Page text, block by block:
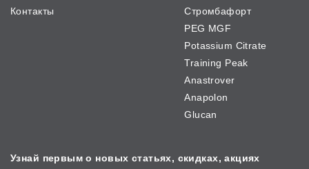
Контакты
Стромбафорт
PEG MGF
Potassium Citrate
Training Peak
Anastrover
Anapolon
Glucan
Узнай первым о новых статьях, скидках, акциях